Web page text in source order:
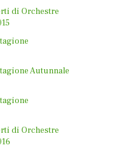
di Orchestre
Autunnale
di Orchestre